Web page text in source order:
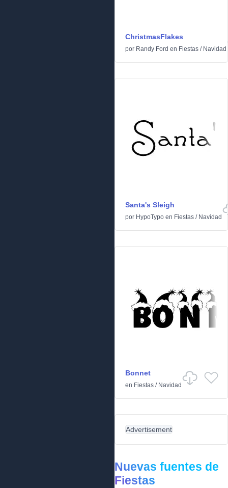
ChristmasFlakes
por Randy Ford en Fiestas / Navidad
Santa's Sleigh
por HypoTypo en Fiestas / Navidad
Bonnet
en Fiestas / Navidad
Advertisement
Nuevas fuentes de
Fiestas